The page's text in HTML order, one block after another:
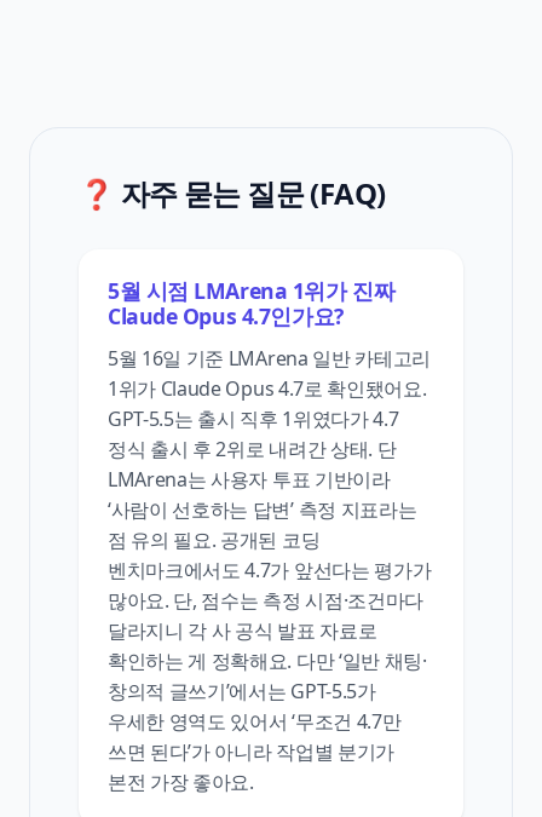
❓ 자주 묻는 질문 (FAQ)
5월 시점 LMArena 1위가 진짜
Claude Opus 4.7인가요?
5월 16일 기준 LMArena 일반 카테고리
1위가 Claude Opus 4.7로 확인됐어요.
GPT-5.5는 출시 직후 1위였다가 4.7
정식 출시 후 2위로 내려간 상태. 단
LMArena는 사용자 투표 기반이라
‘사람이 선호하는 답변’ 측정 지표라는
점 유의 필요. 공개된 코딩
벤치마크에서도 4.7가 앞선다는 평가가
많아요. 단, 점수는 측정 시점·조건마다
달라지니 각 사 공식 발표 자료로
확인하는 게 정확해요. 다만 ‘일반 채팅·
창의적 글쓰기’에서는 GPT-5.5가
우세한 영역도 있어서 ‘무조건 4.7만
쓰면 된다’가 아니라 작업별 분기가
본전 가장 좋아요.